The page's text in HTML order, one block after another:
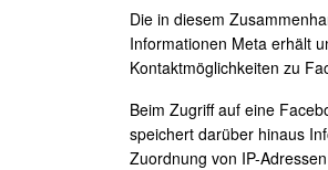
Die in diesem
Informationen Meta erhält
Kontaktmöglichkeiten zu
Beim Zugriff auf eine
speichert darüber hinaus
Zuordnung von IP-